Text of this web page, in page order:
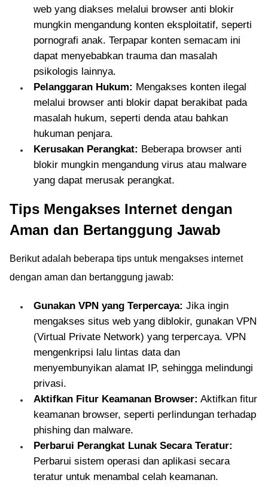
web yang diakses melalui browser anti blokir
mungkin mengandung konten eksploitatif, seperti
pornografi anak. Terpapar konten semacam ini
dapat menyebabkan trauma dan masalah
psikologis lainnya.
Pelanggaran Hukum: Mengakses konten ilegal
melalui browser anti blokir dapat berakibat pada
masalah hukum, seperti denda atau bahkan
hukuman penjara.
Kerusakan Perangkat: Beberapa browser anti
blokir mungkin mengandung virus atau malware
yang dapat merusak perangkat.
Tips Mengakses Internet dengan
Aman dan Bertanggung Jawab
Berikut adalah beberapa tips untuk mengakses internet
dengan aman dan bertanggung jawab:
Gunakan VPN yang Terpercaya: Jika ingin
mengakses situs web yang diblokir, gunakan VPN
(Virtual Private Network) yang terpercaya. VPN
mengenkripsi lalu lintas data dan
menyembunyikan alamat IP, sehingga melindungi
privasi.
Aktifkan Fitur Keamanan Browser: Aktifkan fitur
keamanan browser, seperti perlindungan terhadap
phishing dan malware.
Perbarui Perangkat Lunak Secara Teratur:
Perbarui sistem operasi dan aplikasi secara
teratur untuk menambal celah keamanan.